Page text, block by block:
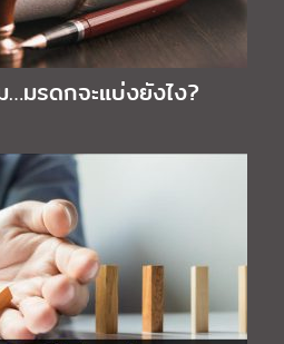
มรดกจะแบ่งยังไง?